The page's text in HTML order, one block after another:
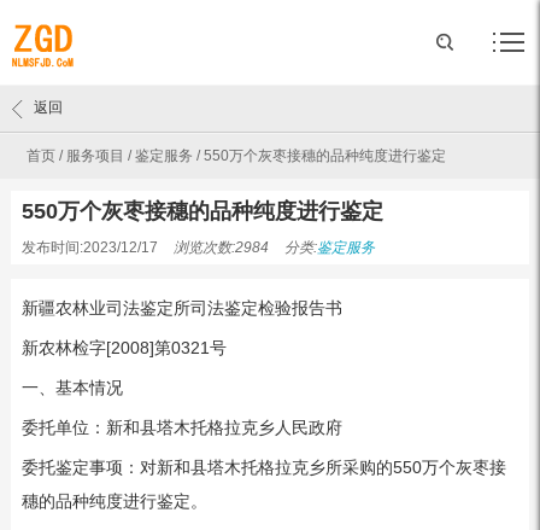
首页 / 服务项目 /鉴定服务 /550万个灰枣接穗的品种纯度进行鉴定
返回
550万个灰枣接穗的品种纯度进行鉴定
发布时间:2023/12/17 浏览次数:2984 分类:鉴定服务
新疆农林业司法鉴定所司法鉴定检验报告书
新农林检字[2008]第0321号
一、基本情况
委托单位：新和县塔木托格拉克乡人民政府
委托鉴定事项：对新和县塔木托格拉克乡所采购的550万个灰枣接
穗的品种纯度进行鉴定。